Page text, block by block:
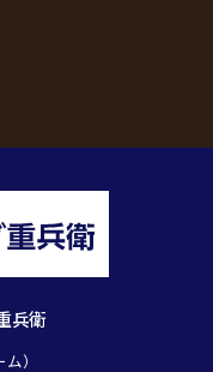
兵衛
）